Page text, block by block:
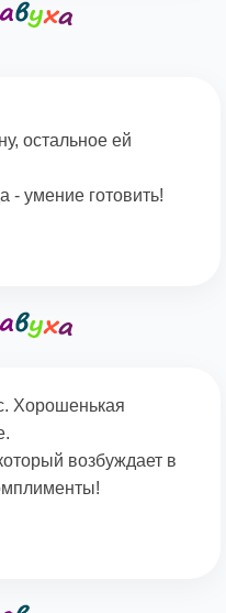
остальное ей
- умение готовить!
Хорошенькая
возбуждает в